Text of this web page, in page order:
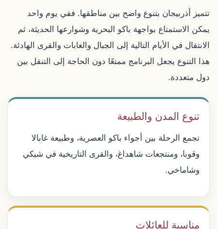
تتميز أذربيجان بتنوع واضح بين مناطقها. ففي يوم واحد
يمكن الاستمتاع بواجهة باكو البحرية وشوارعها الحديثة، ثم
الانتقال في الأيام التالية إلى الجبال والغابات والقرى الهادئة.
هذا التنوع يجعل البرنامج ممتعًا دون الحاجة إلى التنقل بين
دول متعددة.
تنوع المدن والطبيعة
تجمع الرحلة بين أجواء باكو العصرية، وطبيعة غابالا
وقوبا، ومنتجعات شاهداغ، والقرى التاريخية في شيكي
وشاماخي.
مناسبة للعائلات